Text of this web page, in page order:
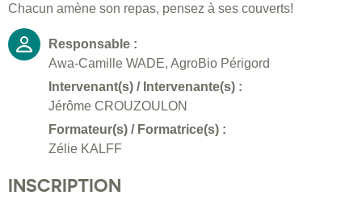
Chacun amène son repas, pensez à ses couverts!
Responsable :
Awa-Camille WADE, AgroBio Périgord
Intervenant(s) / Intervenante(s) :
Jérôme CROUZOULON
Formateur(s) / Formatrice(s) :
Zélie KALFF
INSCRIPTION